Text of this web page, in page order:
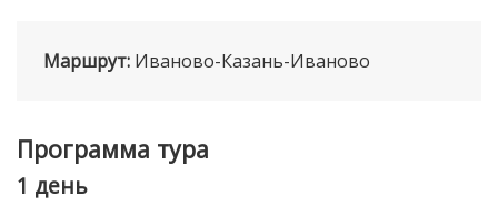
Маршрут: Иваново-Казань-Иваново
Программа тура
1 день